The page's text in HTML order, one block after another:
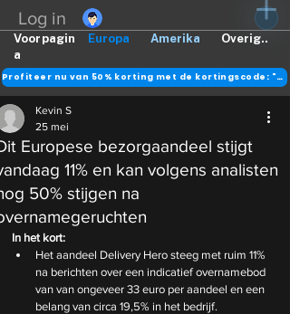
Log in
Europa Amerika Overig..
Voorpagin
a
Profiteer nu van 50% korting met de kortingscode: "DANK"
Europese bezorgaandeel stijgt
11% en kan volgens analisten
50% stijgen na
Kevin S
25 mei
In het kort:
Het aandeel Delivery Hero steeg met ruim 11%
na berichten over een indicatief overnamebod
van van ongeveer 33 euro per aandeel en een
belang van circa 19,5% in het bedrijf.